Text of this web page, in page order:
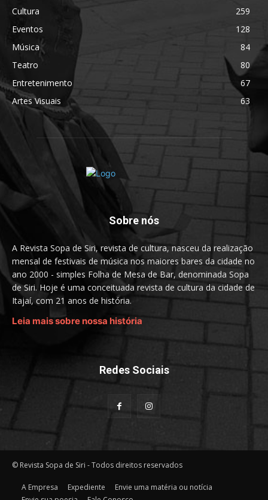
Cultura
259
Eventos
128
Música
84
Teatro
80
Entretenimento
67
Artes Visuais
63
Sobre nós
A Revista Sopa de Siri, revista de cultura, nasceu da realização
mensal de festivais de música nos maiores bares da cidade no
ano 2000 - simples Folha de Mesa de Bar, denominada Sopa
de Siri. Hoje é uma conceituada revista de cultura da cidade de
Itajaí, com 21 anos de história.
Leia mais sobre nossa história
Redes Sociais
© Revista Sopa de Siri - Todos direitos reservados
A Empresa Expediente
Envie uma matéria ou notícia